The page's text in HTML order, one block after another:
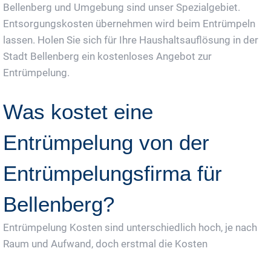
Bellenberg und Umgebung sind unser Spezialgebiet.
Entsorgungskosten übernehmen wird beim Entrümpeln
lassen. Holen Sie sich für Ihre Haushaltsauflösung in der
Stadt Bellenberg ein kostenloses Angebot zur
Entrümpelung.
Was kostet eine
Entrümpelung von der
Entrümpelungsfirma für
Bellenberg?
Entrümpelung Kosten sind unterschiedlich hoch, je nach
Raum und Aufwand, doch erstmal die Kosten